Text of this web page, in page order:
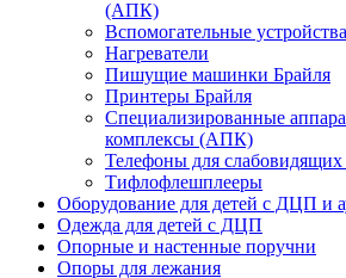
(АПК)
Вспомогательные устройства
Нагреватели
Пишущие машинки Брайля
Принтеры Брайля
Специализированные
комплексы (АПК)
Телефоны для
Тифлофлешплееры
Оборудование для детей с ДЦП и
Одежда для детей с ДЦП
Опорные и настенные поручни
Опоры для лежания